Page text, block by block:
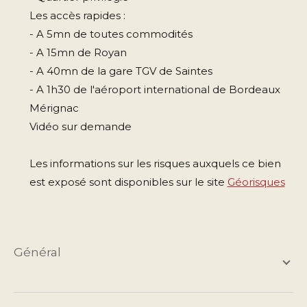
Les accès rapides :
- A 5mn de toutes commodités
- A 15mn de Royan
- A 40mn de la gare TGV de Saintes
- A 1h30 de l'aéroport international de Bordeaux
Mérignac
Vidéo sur demande
Les informations sur les risques auxquels ce bien
est exposé sont disponibles sur le site Géorisques
général